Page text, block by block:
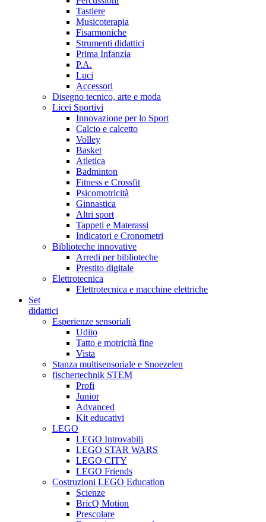
Tastiere
Musicoterapia
Fisarmoniche
Strumenti didattici
Prima Infanzia
P.A.
Luci
Accessori
Disegno tecnico, arte e moda
Licei Sportivi
Innovazione per lo Sport
Calcio e calcetto
Volley
Basket
Atletica
Badminton
Fitness e Crossfit
Psicomotricità
Ginnastica
Altri sport
Tappeti e Materassi
Indicatori e Cronometri
Biblioteche innovative
Arredi per biblioteche
Prestito digitale
Elettrotecnica
Elettrotecnica e macchine elettriche
Set
didattici
Esperienze sensoriali
Udito
Tatto e motricità fine
Vista
Stanza multisensoriale e Snoezelen
fischertechnik STEM
Profi
Junior
Advanced
Kit educativi
LEGO
LEGO Introvabili
LEGO STAR WARS
LEGO CITY
LEGO Friends
Costruzioni LEGO Education
Scienze
BricQ Motion
Prescolare